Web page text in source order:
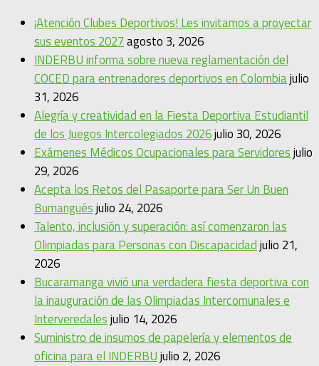
¡Atención Clubes Deportivos! Les invitamos a proyectar
sus eventos 2027agosto 3, 2026
INDERBU informa sobre nueva reglamentación del
COCED para entrenadores deportivos en Colombiajulio
31, 2026
Alegría y creatividad en la Fiesta Deportiva Estudiantil
de los Juegos Intercolegiados 2026julio 30, 2026
Exámenes Médicos Ocupacionales para Servidoresjulio
29, 2026
Acepta los Retos del Pasaporte para Ser Un Buen
Bumanguésjulio 24, 2026
Talento, inclusión y superación: así comenzaron las
Olimpiadas para Personas con Discapacidadjulio 21,
2026
Bucaramanga vivió una verdadera fiesta deportiva con
la inauguración de las Olimpiadas Intercomunales e
Interveredalesjulio 14, 2026
Suministro de insumos de papelería y elementos de
oficina para el INDERBUjulio 2, 2026